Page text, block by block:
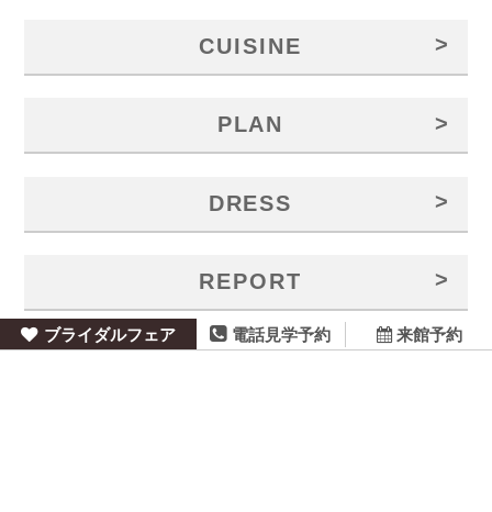
ブライダルフェア 電話見学予約 来館予約
CUISINE >
PLAN >
DRESS >
REPORT >
>